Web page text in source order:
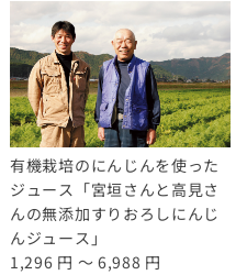
有機栽培のにんじんを使った
ジュース「宮垣さんと高見さ
んの無添加すりおろしにんじ
んジュース」
1,296 円 ～ 6,988 円